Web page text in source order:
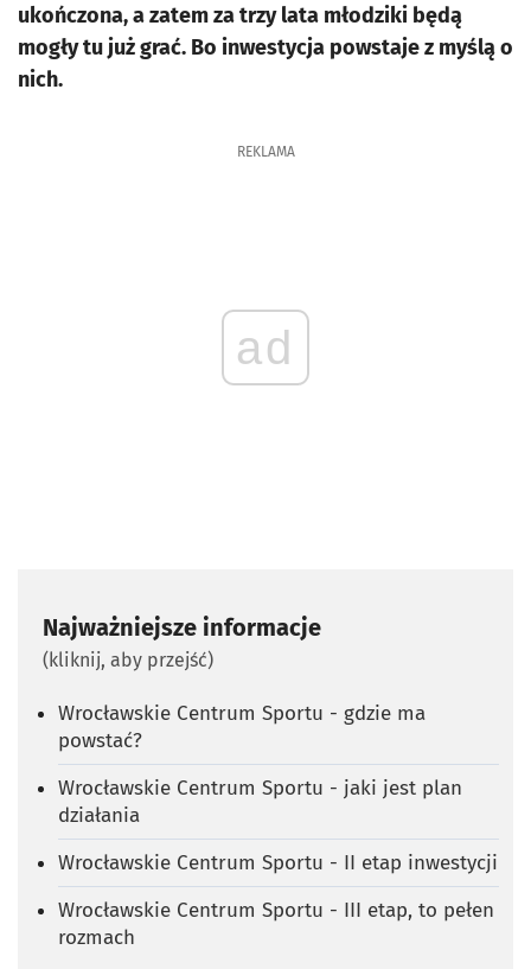
ukończona, a zatem za trzy lata młodziki będą
mogły tu już grać. Bo inwestycja powstaje z myślą o
nich.
REKLAMA
ad
Najważniejsze informacje
(kliknij, aby przejść)
Wrocławskie Centrum Sportu - gdzie ma
powstać?
Wrocławskie Centrum Sportu - jaki jest plan
działania
Wrocławskie Centrum Sportu - II etap inwestycji
Wrocławskie Centrum Sportu - III etap, to pełen
rozmach